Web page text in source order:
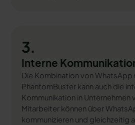
3.
Interne
Die Kombination von WhatsApp
PhantomBuster kann auch die
Kommunikation in Unternehmen
Mitarbeiter können über
kommunizieren und gleichzeitig